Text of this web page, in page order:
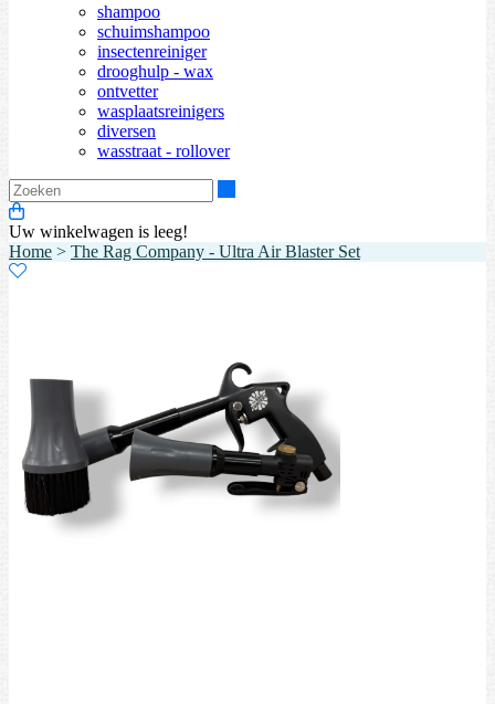
shampoo
schuimshampoo
insectenreiniger
drooghulp - wax
ontvetter
wasplaatsreinigers
diversen
wasstraat - rollover
Uw winkelwagen is leeg!
Home > The Rag Company - Ultra Air Blaster Set